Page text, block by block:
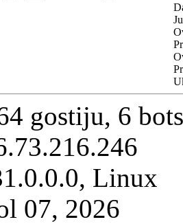
gostiju, 6
Linux
07, 2026